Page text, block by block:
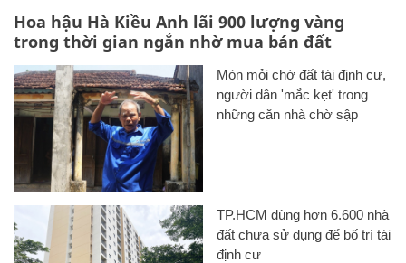
Hoa hậu Hà Kiều Anh lãi 900 lượng vàng
trong thời gian ngắn nhờ mua bán đất
Mòn mỏi chờ đất tái định cư,
người dân 'mắc kẹt' trong
những căn nhà chờ sập
TP.HCM dùng hơn 6.600 nhà
đất chưa sử dụng để bố trí tái
định cư